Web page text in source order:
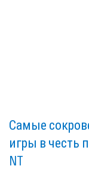
Самые
игры в честь
NT